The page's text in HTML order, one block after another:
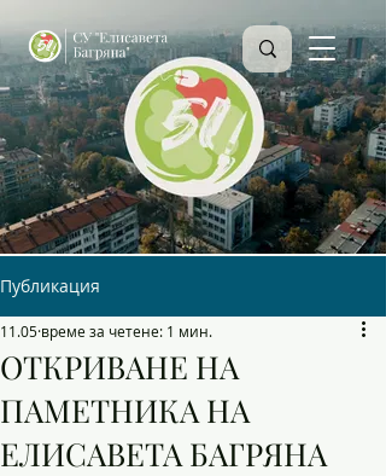
Публикация
ОТКРИВАНЕ НА
ПАМЕТНИКА НА
ЕЛИСАВЕТА БАГРЯНА
11.05 време за четене: 1 мин.